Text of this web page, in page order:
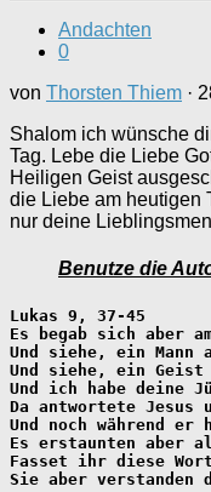
Andachten
0
von Thorsten Thiem ·
Shalom ich wünsche
Tag. Lebe die Liebe
Heiligen Geist
die Liebe am heutigen
nur deine
Benutze die
Lukas 9, 37-45
Es begab sich aber
Und siehe, ein
Und siehe, ein
Und ich habe deine
Da antwortete Jesus
Und noch während
Es erstaunten aber
Fasset ihr diese
Sie aber